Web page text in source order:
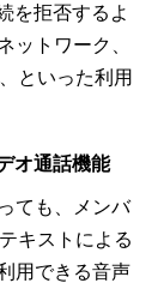
を拒否するよ
ットワーク、
といった利用
オ通話機能
ても、メンバ
キストによる
用できる音声